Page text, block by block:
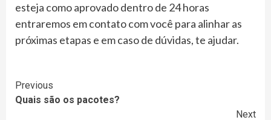
esteja como aprovado dentro de 24 horas
entraremos em contato com você para alinhar as
próximas etapas e em caso de dúvidas, te ajudar.
Continue
Reading
Previous
Quais são os pacotes?
Next